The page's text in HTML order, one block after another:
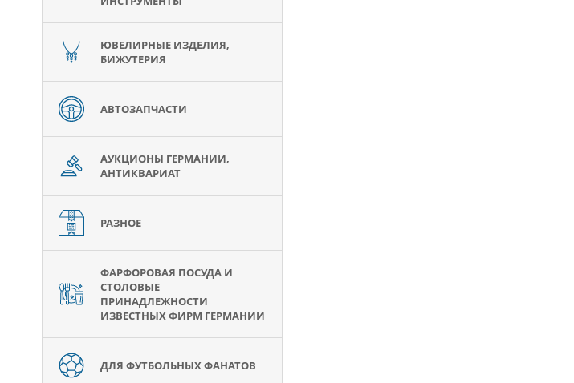
ЮВЕЛИРНЫЕ ИЗДЕЛИЯ,
БИЖУТЕРИЯ
АВТОЗАПЧАСТИ
АУКЦИОНЫ ГЕРМАНИИ,
АНТИКВАРИАТ
РАЗНОЕ
ФАРФОРОВАЯ ПОСУДА И
СТОЛОВЫЕ
ПРИНАДЛЕЖНОСТИ
ИЗВЕСТНЫХ ФИРМ ГЕРМАНИИ
ДЛЯ ФУТБОЛЬНЫХ ФАНАТОВ